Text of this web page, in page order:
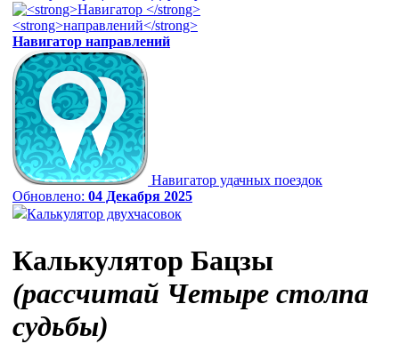
Навигатор направлений
Навигатор удачных поездок
Обновлено: 04 Декабря 2025
Калькулятор двухчасовок
Калькулятор Бацзы
(рассчитай Четыре столпа
судьбы)